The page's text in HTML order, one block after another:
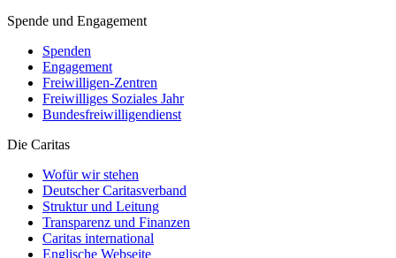
Spende und Engagement
Spenden
Engagement
Freiwilligen-Zentren
Freiwilliges Soziales Jahr
Bundesfreiwilligendienst
Die Caritas
Wofür wir stehen
Deutscher Caritasverband
Struktur und Leitung
Transparenz und Finanzen
Caritas international
Englische Webseite